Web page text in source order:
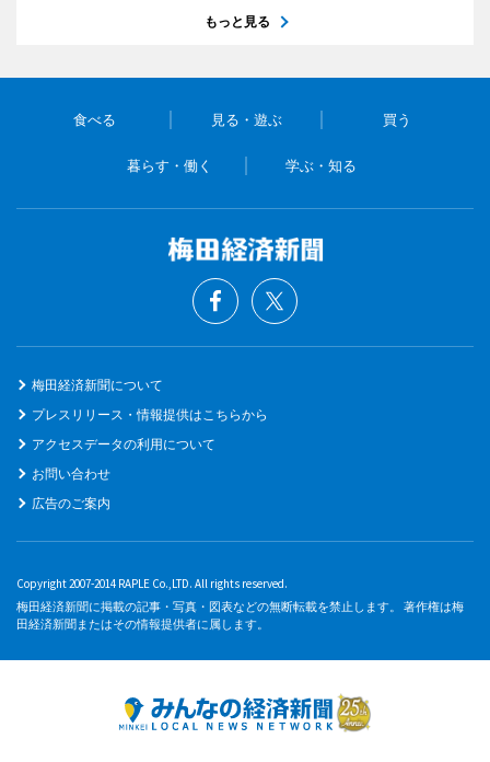
もっと見る
食べる 見る・遊ぶ 買う
暮らす・働く 学ぶ・知る
梅田経済新聞について
プレスリリース・情報提供はこちらから
アクセスデータの利用について
お問い合わせ
広告のご案内
Copyright 2007-2014 RAPLE Co.,LTD. All rights reserved.
梅田経済新聞に掲載の記事・写真・図表などの無断転載を禁止します。 著作権は梅
田経済新聞またはその情報提供者に属します。